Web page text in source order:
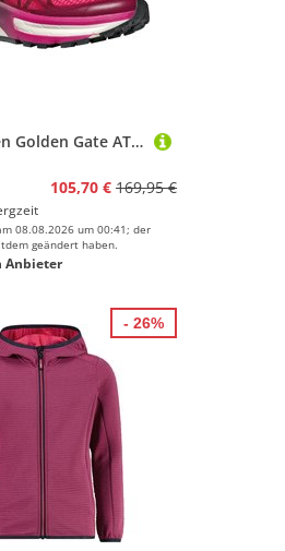
Scarpa Damen Golden Gate ATR Schuhe
105,70 € 169,95 €
08.08.2026 um 00:41; der
geändert haben.
Anbieter
- 26%